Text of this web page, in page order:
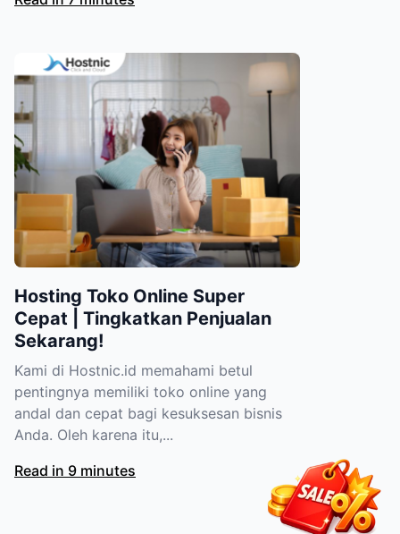
Hosting Toko Online Super
Cepat | Tingkatkan Penjualan
Sekarang!
Kami di Hostnic.id memahami betul
pentingnya memiliki toko online yang
andal dan cepat bagi kesuksesan bisnis
Anda. Oleh karena itu,...
Read in 9 minutes